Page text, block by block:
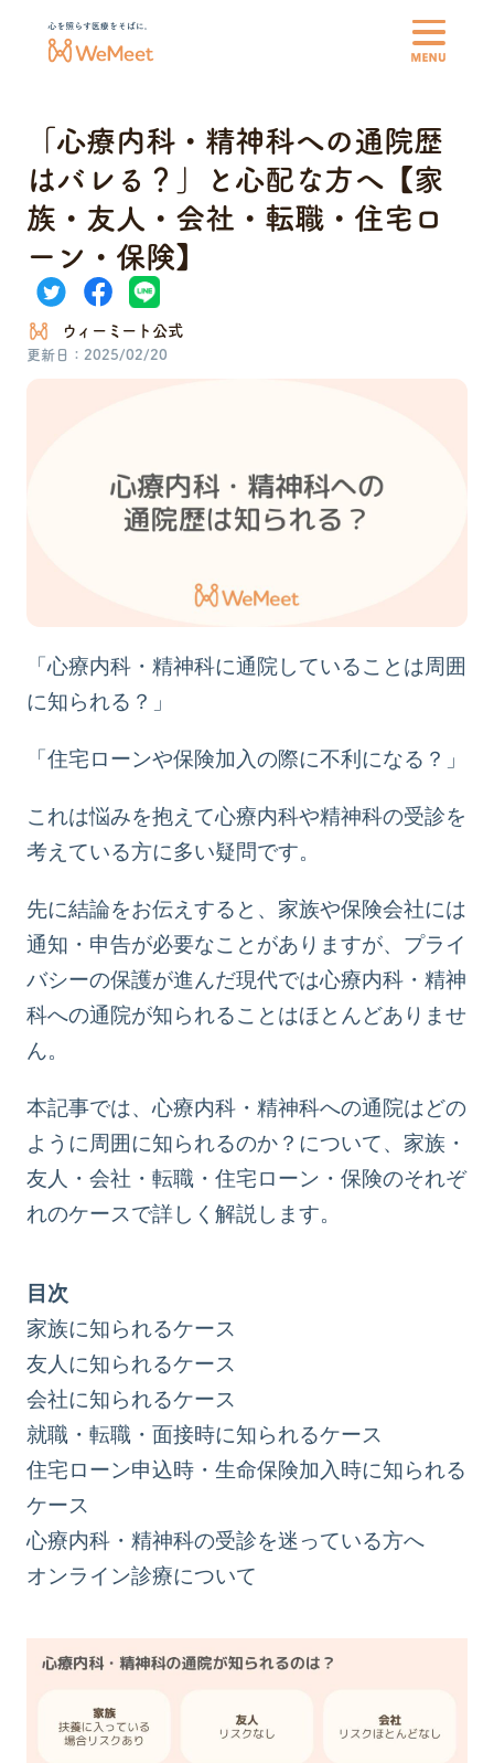
私たちについて
オンライン診察料
医療費や生活の支援制度
コラム一覧
医療関係者の皆様へ
今すぐLINEで
「心療内科・精神科への通院歴
はバレる？」と心配な方へ【家
族・友人・会社・転職・住宅ロ
ーン・保険】
ウィーミート公式
更新日 2025/02/20
「心療内科・精神科に通院していることは周囲
に知られる？」
「住宅ローンや保険加入の際に不利になる？」
これは悩みを抱えて心療内科や精神科の受診を
考えている方に多い疑問です。
先に結論をお伝えすると、家族や保険会社には
通知・申告が必要なことがありますが、プライ
バシーの保護が進んだ現代では心療内科・精神
科への通院が知られることはほとんどありませ
ん。
本記事では、心療内科・精神科への通院はどの
ように周囲に知られるのか？について、家族・
友人・会社・転職・住宅ローン・保険のそれぞ
れのケースで詳しく解説します。
目次
家族に知られるケース
友人に知られるケース
会社に知られるケース
就職・転職・面接時に知られるケース
住宅ローン申込時・生命保険加入時に知られる
ケース
心療内科・精神科の受診を迷っている方へ
オンライン診療について